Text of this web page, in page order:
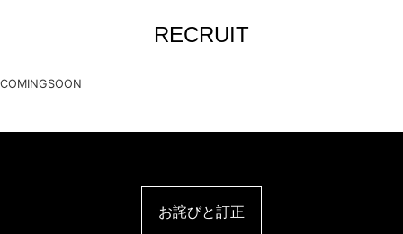
RECRUIT
COMINGSOON
お詫びと訂正